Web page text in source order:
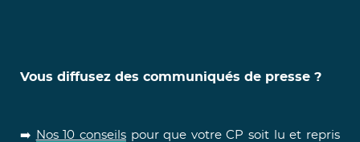
Vous diffusez des communiqués de presse ?
➡️ Nos 10 conseilspour que votre CP soit lu et repris